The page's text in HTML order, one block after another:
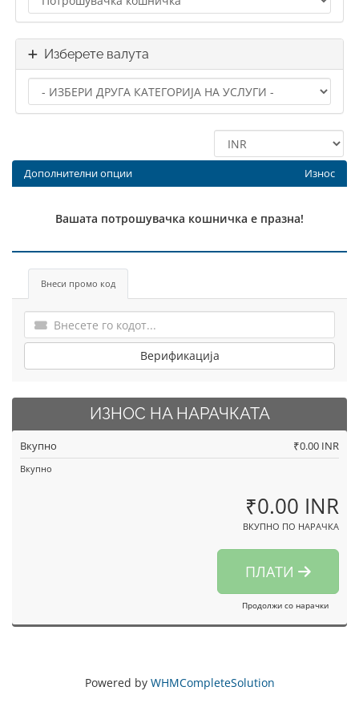
Изберете валута
Дополнителни опции Износ
Вашата потрошувачка кошничка е празна!
Внеси промо код
Верификација
ИЗНОС НА НАРАЧКАТА
Вкупно ₹0.00 INR
Вкупно
₹0.00 INR
ВКУПНО ПО НАРАЧКА
ПЛАТИ
Продолжи со нарачки
Powered by WHMCompleteSolution